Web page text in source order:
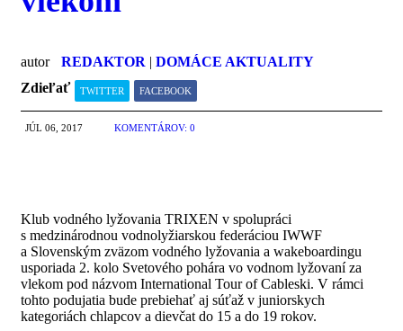
autor REDAKTOR | DOMÁCE AKTUALITY
Zdieľať
TWITTER FACEBOOK
JÚL 06, 2017 KOMENTÁROV: 0
Klub vodného lyžovania TRIXEN v spolupráci
s medzinárodnou vodnolyžiarskou federáciou IWWF
a Slovenským zväzom vodného lyžovania a wakeboardingu
usporiada 2. kolo Svetového pohára vo vodnom lyžovaní za
vlekom pod názvom International Tour of Cableski. V rámci
tohto podujatia bude prebiehať aj súťaž v juniorskych
kategoriách chlapcov a dievčat do 15 a do 19 rokov.